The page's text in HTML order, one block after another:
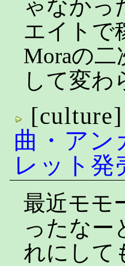
ゃなかっ
エイトで
Moraの
して変わ
[culture]
曲・アン
レット発
最近モモ
ったなー
れにして